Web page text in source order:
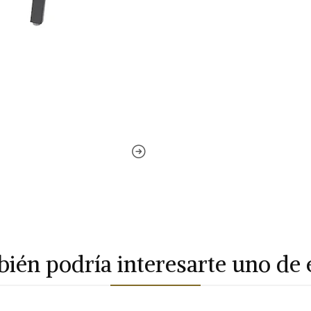
podría interesarte uno de